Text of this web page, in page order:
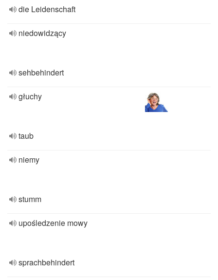
die Leidenschaft
niedowidzący
sehbehindert
głuchy
taub
niemy
stumm
upośledzenie mowy
sprachbehindert